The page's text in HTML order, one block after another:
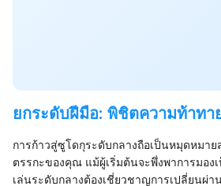
ยกระดับฝีมือ: พิชิตความท้าทา
การก้าวสู่ซูโดกุระดับกลางถือเป็นหมุดหมา
ตรรกะของคุณ แม้ผู้เริ่มต้นจะพึ่งพาการมอง
เล่นระดับกลางต้องเชี่ยวชาญการเปลี่ยนผ่